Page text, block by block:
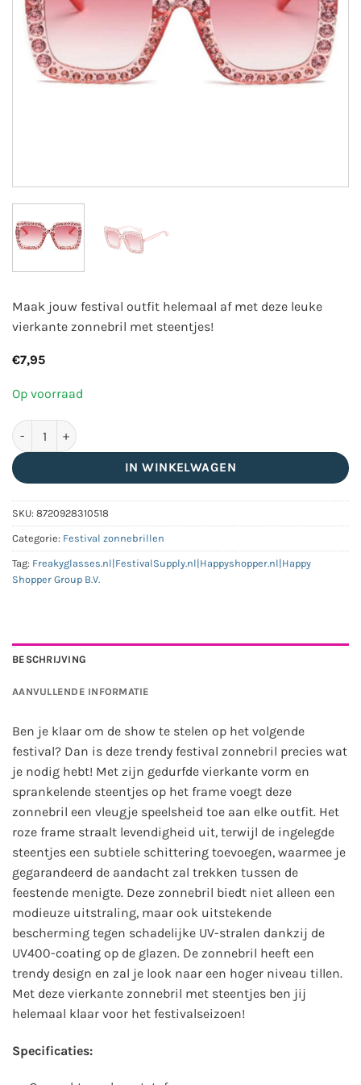
Maak jouw festival outfit helemaal af met deze leuke
vierkante zonnebril met steentjes!
€7,95
Op voorraad
Vierkante zonnebril met steentjes - Roze aantal
IN WINKELWAGEN
SKU: 8720928310518
Categorie: Festival zonnebrillen
Tag: Freakyglasses.nl|FestivalSupply.nl|Happyshopper.nl|Happy
Shopper Group B.V.
BESCHRIJVING
AANVULLENDE INFORMATIE
Ben je klaar om de show te stelen op het volgende
festival? Dan is deze trendy festival zonnebril precies wat
je nodig hebt! Met zijn gedurfde vierkante vorm en
sprankelende steentjes op het frame voegt deze
zonnebril een vleugje speelsheid toe aan elke outfit. Het
roze frame straalt levendigheid uit, terwijl de ingelegde
steentjes een subtiele schittering toevoegen, waarmee je
gegarandeerd de aandacht zal trekken tussen de
feestende menigte. Deze zonnebril biedt niet alleen een
modieuze uitstraling, maar ook uitstekende
bescherming tegen schadelijke UV-stralen dankzij de
UV400-coating op de glazen. De zonnebril heeft een
trendy design en zal je look naar een hoger niveau tillen.
Met deze vierkante zonnebril met steentjes ben jij
helemaal klaar voor het festivalseizoen!
Specificaties: